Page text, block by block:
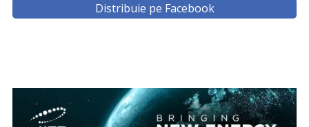
Distribuie pe Facebook